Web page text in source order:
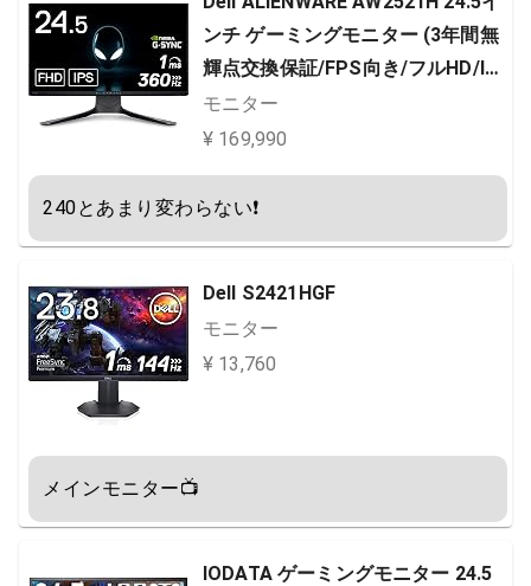
ンチ ゲーミングモニター (3年間無
輝点交換保証/FPS向き/フルHD/IP
S非光沢/DP・HDMIx2/縦横回転・
高さ調整/1ms/360Hz/NVIDIA G-S
モニター
¥ 169,990
240とあまり変わらない❗
Dell S2421HGF
モニター
¥ 13,760
メインモニター📺
IODATA ゲーミングモニター 24.5